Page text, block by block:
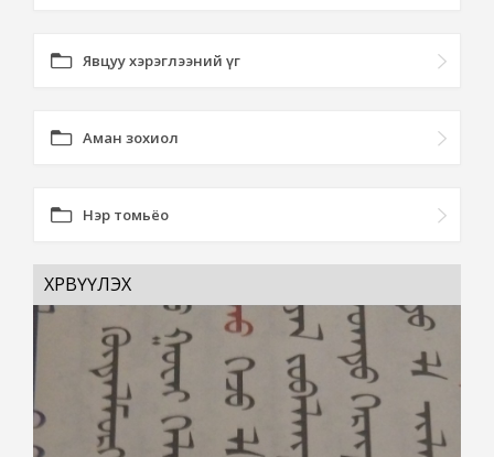
Явцуу хэрэглээний үг
Аман зохиол
Нэр томьёо
ХӨРВҮҮЛЭХ